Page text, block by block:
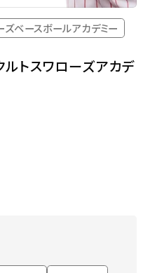
ベースボールアカデミー
トスワローズアカデ